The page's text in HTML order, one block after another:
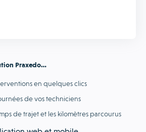
Praxedo…
en quelques clics
de vos techniciens
de trajet et les kilomètres parcourus